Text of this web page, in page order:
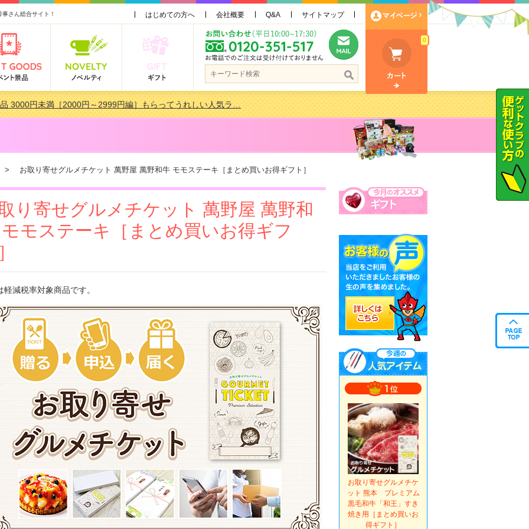
さん総合サイト！ はじめての方へ 会社概要 Q&A サイトマップ
0
3000円未満［2000円～2999円編］もらってうれしい人気ラ…
貰って嬉しい景品とは？ 更新しました！
お取り寄せグルメチケット 萬野屋 萬野和牛 モモステーキ［まとめ買いお得ギフト］
り寄せグルメチケット 萬野屋 萬野和
モステーキ［まとめ買いお得ギフ
減税率対象商品です。
お取り寄せグルメチケ
ット 熊本 プレミアム
黒毛和牛「和王」すき
焼き用［まとめ買いお
得ギフト］